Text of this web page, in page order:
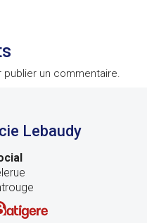
publier un commentaire.
Lebaudy